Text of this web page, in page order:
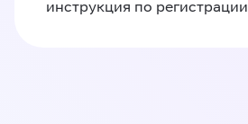
инструкция по регистрации